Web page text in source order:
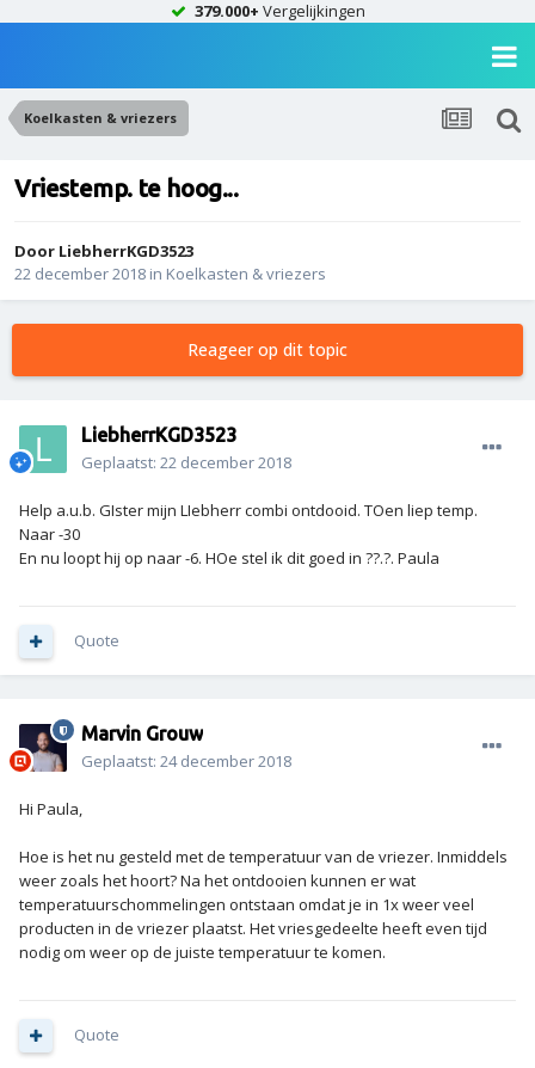
379.000+ Vergelijkingen
Koelkasten & vriezers
Vriestemp. te hoog...
Door LiebherrKGD3523
22 december 2018 in Koelkasten & vriezers
Reageer op dit topic
LiebherrKGD3523
Geplaatst: 22 december 2018
Help a.u.b. GIster mijn LIebherr combi ontdooid. TOen liep temp.
Naar -30
En nu loopt hij op naar -6. HOe stel ik dit goed in ??.?. Paula
Quote
Marvin Grouw
Geplaatst: 24 december 2018
Hi Paula,
Hoe is het nu gesteld met de temperatuur van de vriezer. Inmiddels
weer zoals het hoort? Na het ontdooien kunnen er wat
temperatuurschommelingen ontstaan omdat je in 1x weer veel
producten in de vriezer plaatst. Het vriesgedeelte heeft even tijd
nodig om weer op de juiste temperatuur te komen.
Quote